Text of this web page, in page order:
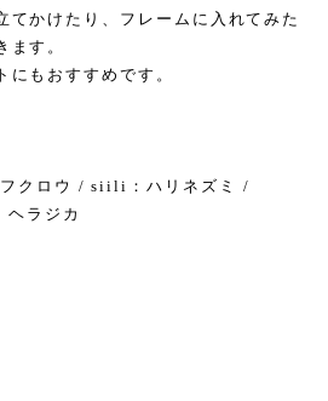
てかけたり、フレームに入れてみた
ます。
にもおすすめです。
クロウ / siili：ハリネズミ /
ラジカ